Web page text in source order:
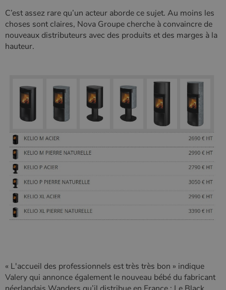
C’est assez rare qu’un acteur aborde ce sujet. Au moins les
choses sont claires, Nova Groupe cherche à convaincre de
nouveaux distributeurs avec des produits et des marges à la
hauteur.
« L'accueil des professionnels est très très bon » indique
Valery qui annonce également le nouveau bébé du fabricant
Analytics, où
l'élément de
modèle sur le
nom contient
le numéro
rapporte. Il
variante du
cookie _gat
qui est utilisé
quantité de
données
enregistrées
par Google
sur les sites
Web à fort
trafic.
_ga_W8LED1F420
mois
Ce cookie est
Google
pour
conserver